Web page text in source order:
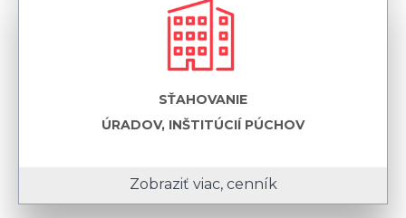
SŤAHOVANIE
ÚRADOV, INŠTITÚCIÍ PÚCHOV
Zobraziť viac, cenník